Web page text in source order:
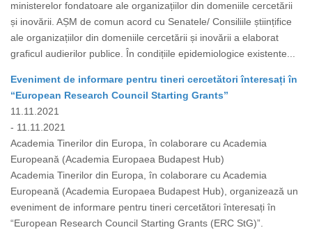
ministerelor fondatoare ale organizațiilor din domeniile cercetării
și inovării. AȘM de comun acord cu Senatele/ Consiliile științifice
ale organizațiilor din domeniile cercetării și inovării a elaborat
graficul audierilor publice. În condițiile epidemiologice existente...
Eveniment de informare pentru tineri cercetători înteresați în
“European Research Council Starting Grants”
11.11.2021
- 11.11.2021
Academia Tinerilor din Europa, în colaborare cu Academia
Europeană (Academia Europaea Budapest Hub)
Academia Tinerilor din Europa, în colaborare cu Academia
Europeană (Academia Europaea Budapest Hub), organizează un
eveniment de informare pentru tineri cercetători înteresați în
“European Research Council Starting Grants (ERC StG)”.